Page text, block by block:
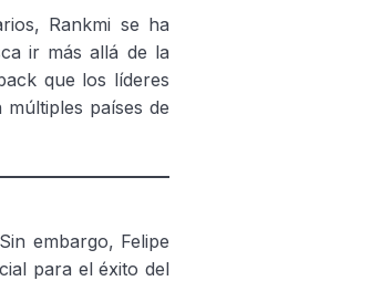
Rankmi se ha
ir más allá de la
que los líderes
países de
embargo, Felipe
para el éxito del